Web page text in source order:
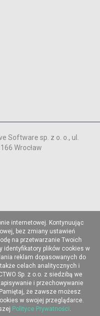
Software sp. z o. o., ul.
Wrocław
internetowej. Kontynuując
bez zmiany ustawień
na przetwarzanie Twoich
identyfikatory plików cookies w
reklam dopasowanych do
celach analitycznych i
Sp. z o.o. z siedzibą we
i przechowywanie
że zawsze możesz
w swojej przeglądarce.
Polityce Prywatności.